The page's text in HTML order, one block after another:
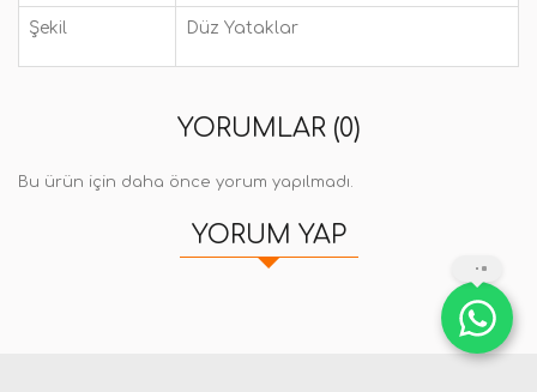
Şekil Düz Yataklar
YORUMLAR (0)
Bu ürün için daha önce yorum yapılmadı.
YORUM YAP